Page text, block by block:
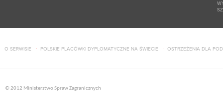
O SERWISIE POLSKIE PLACÓWKI DYPLOMATYCZNE NA ŚWIECIE OSTRZEŻENIA DLA
© 2012 Ministerstwo Spraw Zagranicznych